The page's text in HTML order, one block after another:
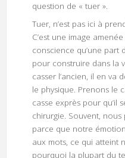
question de « tuer ».
Tuer, n’est pas ici à
C’est une image
conscience qu’une part
pour construire dans la
casser l’ancien, il en va
le physique. Prenons le
casse exprès pour qu’il
chirurgie. Souvent,
parce que notre
aux mots, ce qui atteint
pourquoi la plupart du